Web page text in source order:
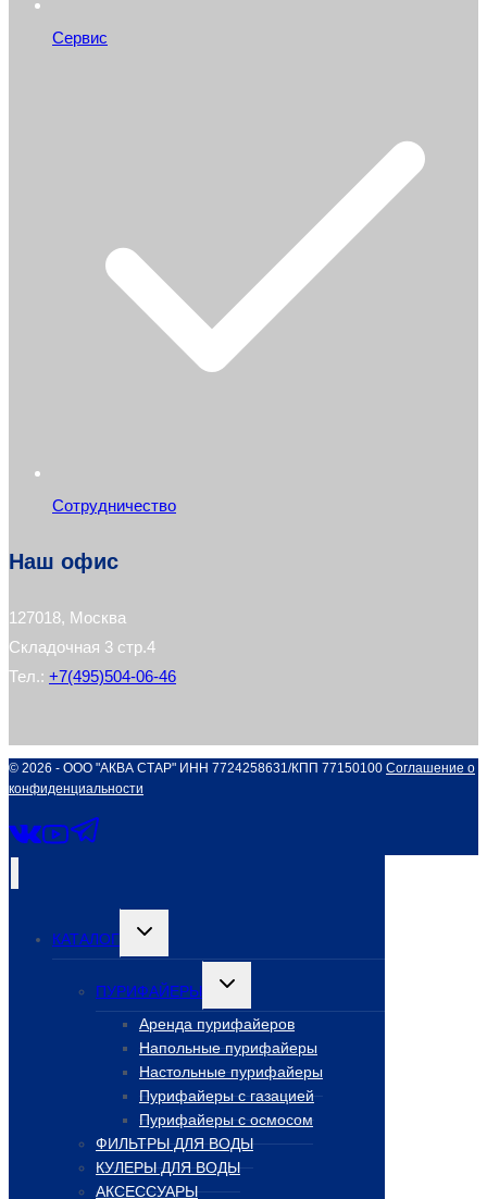
Сервис
Сотрудничество
Наш офис
127018, Москва
Складочная 3 стр.4
Тел.: +7(495)504-06-46
© 2026 - ООО "АКВА СТАР" ИНН 7724258631/КПП 77150100 Соглашение о
конфиденциальности
КАТАЛОГ
Переключить
меню
ПУРИФАЙЕРЫ
Переключить
меню
Аренда пурифайеров
Напольные пурифайеры
Настольные пурифайеры
Пурифайеры с газацией
Пурифайеры с осмосом
ФИЛЬТРЫ ДЛЯ ВОДЫ
КУЛЕРЫ ДЛЯ ВОДЫ
АКСЕССУАРЫ